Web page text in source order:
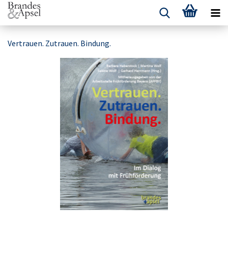
Vertrauen. Zutrauen. Bindung.